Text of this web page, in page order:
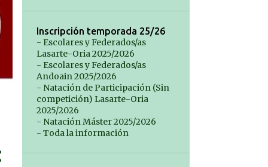
Inscripción temporada 25/26
- Escolares y Federados/as
Lasarte-Oria 2025/2026
- Escolares y Federados/as
Andoain 2025/2026
- Natación de Participación (Sin
competición) Lasarte-Oria
2025/2026
- Natación Máster 2025/2026
- Toda la información